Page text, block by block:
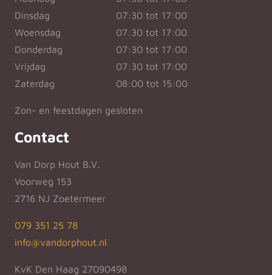
Dinsdag
07:30 tot 17:00
Woensdag
07:30 tot 17:00
Donderdag
07:30 tot 17:00
Vrijdag
07:30 tot 17:00
Zaterdag
08:00 tot 15:00
Zon- en feestdagen gesloten
Contact
Van Dorp Hout B.V.
Voorweg 153
2716 NJ Zoetermeer
079 351 25 78
info@vandorphout.nl
KvK Den Haag 27090498